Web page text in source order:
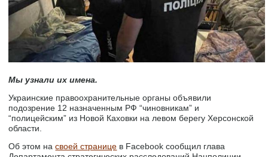
Мы узнали их имена.
Украинские правоохранительные органы объявили
подозрение 12 назначенным РФ “чиновникам” и
“полицейским” из Новой Каховки на левом берегу Херсонской
области.
Об этом насвоей странице в Facebook сообщил глава